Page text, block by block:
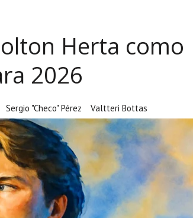
DE LA UNAM MARCAN LA JORNADA
CUATRO CENTROS Y HASTA 1.1 MILLONES DE LITROS
Herta como
2026
Sergio "Checo" Pérez Valtteri Bottas